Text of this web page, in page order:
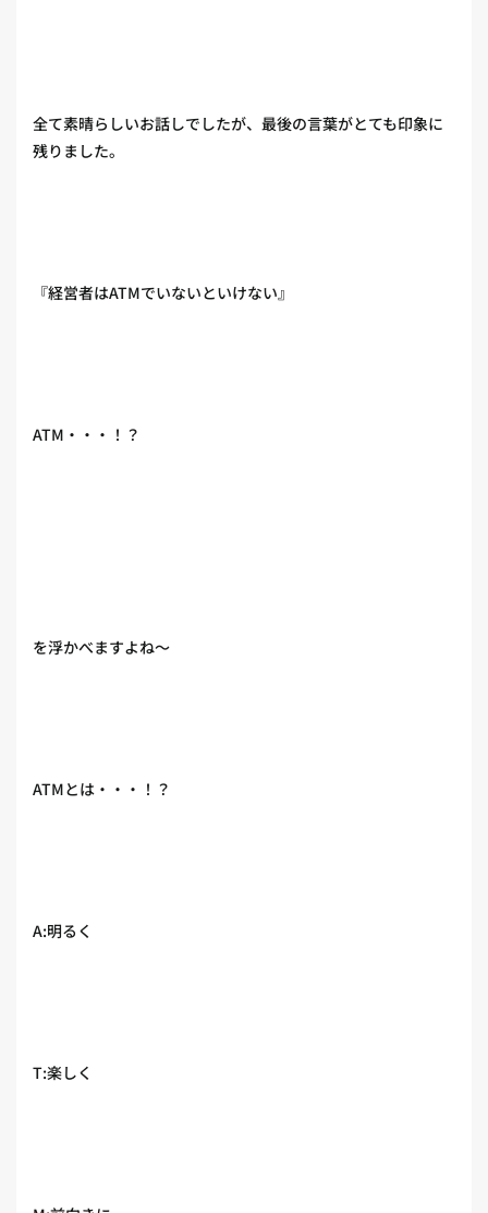
全て素晴らしいお話しでしたが、最後の言葉がとても印象に
残りました。
『経営者はATMでいないといけない』
ATM・・・！？
を浮かべますよね〜
ATMとは・・・！？
A:明るく
T:楽しく